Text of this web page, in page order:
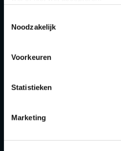
Noodzakelijk
Voorkeuren
Statistieken
Marketing